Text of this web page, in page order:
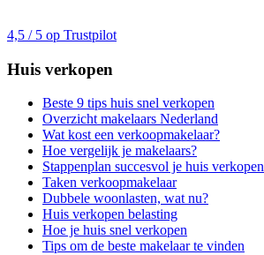
4,5 / 5 op Trustpilot
Huis verkopen
Beste 9 tips huis snel verkopen
Overzicht makelaars Nederland
Wat kost een verkoopmakelaar?
Hoe vergelijk je makelaars?
Stappenplan succesvol je huis verkopen
Taken verkoopmakelaar
Dubbele woonlasten, wat nu?
Huis verkopen belasting
Hoe je huis snel verkopen
Tips om de beste makelaar te vinden